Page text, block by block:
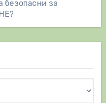
безопасни за